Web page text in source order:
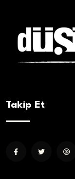
Takip Et